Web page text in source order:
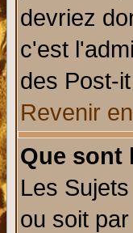
devriez
c'est
des Post-
Revenir
Que sont
Les
ou soit